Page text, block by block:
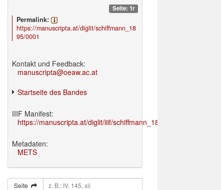
Seite: 1r
Permalink:
https://manuscripta.at/diglit/schiffmann_18
95/0001
Kontakt und Feedback:
manuscripta@oeaw.ac.at
Startseite des Bandes
IIIF Manifest:
https://manuscripta.at/diglit/iiif/schiffmann_1895/manifest.json
Metadaten:
METS
Seite